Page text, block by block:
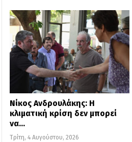
Νίκος Ανδρουλάκης: Η
κλιματική κρίση δεν μπορεί
να…
Τρίτη, 4 Αυγούστου, 2026